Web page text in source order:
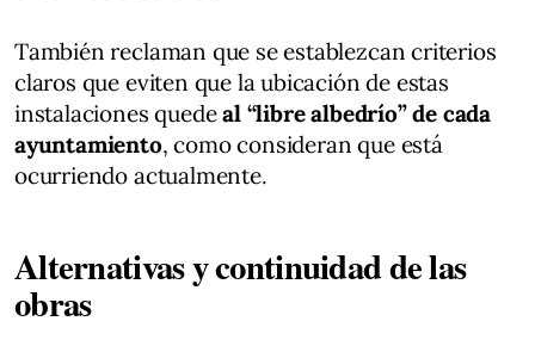
También reclaman que se establezcan criterios
claros que eviten que la ubicación de estas
instalaciones quedeal “libre albedrío” de cada
ayuntamiento, como consideran que está
ocurriendo actualmente.
Alternativas y continuidad de las
obras